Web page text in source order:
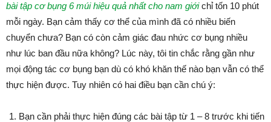
bài tập cơ bụng 6 múi hiệu quả nhất cho nam giới chỉ tốn 10 phút
mỗi ngày. Bạn cảm thấy cơ thể của mình đã có nhiều biến
chuyển chưa? Bạn có còn cảm giác đau nhức cơ bụng nhiều
như lúc ban đầu nữa không? Lúc này, tôi tin chắc rằng gần như
mọi động tác cơ bụng bạn dù có khó khăn thế nào bạn vẫn có thể
thực hiện được. Tuy nhiên có hai điều bạn cần chú ý:
Bạn cần phải thực hiện đúng các bài tập từ 1 – 8 trước khi tiến